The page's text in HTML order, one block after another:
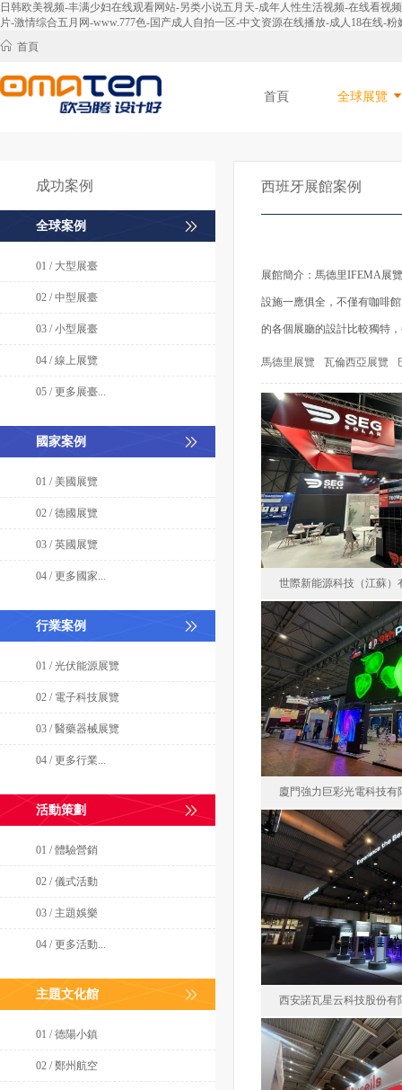
日韩欧美视频-丰满少妇在线观看网站-另类小说五月天-成年人性生活视频-在线看视
片-激情综合五月网-www.777色-国产成人自拍一区-中文资源在线播放-成人18在线-粉
首頁
首頁 全球展覽
成功案例
全球案例
01 / 大型展臺
02 / 中型展臺
03 / 小型展臺
04 / 線上展覽
05 / 更多展臺...
國家案例
01 / 美國展覽
02 / 德國展覽
03 / 英國展覽
04 / 更多國家...
行業案例
01 / 光伏能源展覽
02 / 電子科技展覽
03 / 醫藥器械展覽
04 / 更多行業...
活動策劃
01 / 體驗營銷
02 / 儀式活動
03 / 主題娛樂
04 / 更多活動...
主題文化館
01 / 德陽小鎮
02 / 鄭州航空
西班牙展館案例
展館簡介： 馬德里IFEMA展
設施一應俱全，不僅有咖啡
的各個展廳的設計比較獨特
馬德里展覽 瓦倫西亞展覽
世際新能源科技（江蘇）
世際新能
2024-
面積72
廈門強力巨彩光電科技有
廈門強力巨彩光
2026-
面積
西安諾瓦星云科技股份有
西安諾瓦星云科